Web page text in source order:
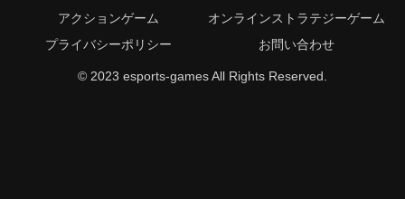
アクションゲーム
オンラインストラテジーゲーム
プライバシーポリシー
お問い合わせ
© 2023 esports-games All Rights Reserved.